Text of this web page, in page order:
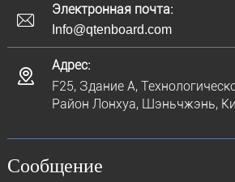
Электронная почта:
Info@qtenboard.com
Адрес:
F25, Здание A,
Район Лонхуа, Шэньчжэнь,
Сообщение